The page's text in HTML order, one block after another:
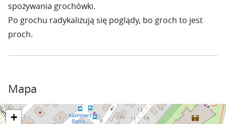
spożywania grochówki.
Po grochu radykalizują się poglądy, bo groch to jest
proch.
Mapa
+